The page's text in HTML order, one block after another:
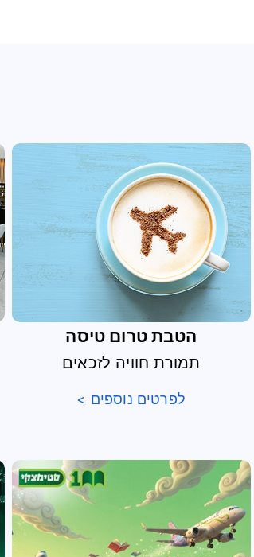
הטבת טרום טיסה
תמורת חוויה לזכאים
לפרטים נוספים >